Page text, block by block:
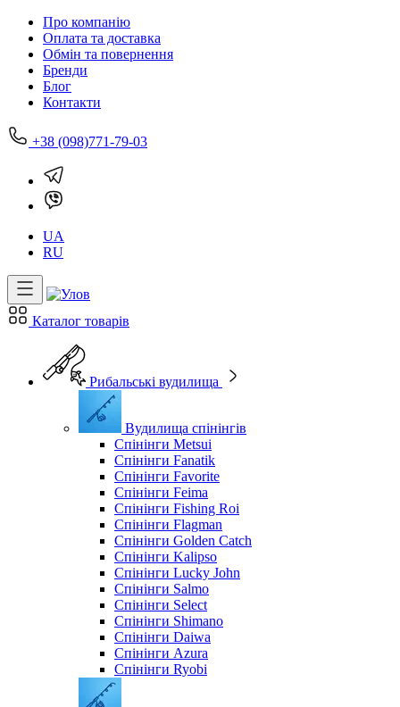
Про компанію
Оплата та доставка
Обмін та повернення
Бренди
Блог
Контакти
+38 (098)771-79-03
UA
RU
Каталог товарів
Рибальські вудилища
Вудилища спінінгів
Спінінги Metsui
Спінінги Fanatik
Спінінги Favorite
Спінінги Feima
Спінінги Fishing Roi
Спінінги Flagman
Спінінги Golden Catch
Спінінги Kalipso
Спінінги Lucky John
Спінінги Salmo
Спінінги Select
Спінінги Shimano
Спінінги Daiwa
Спінінги Azura
Спінінги Ryobi